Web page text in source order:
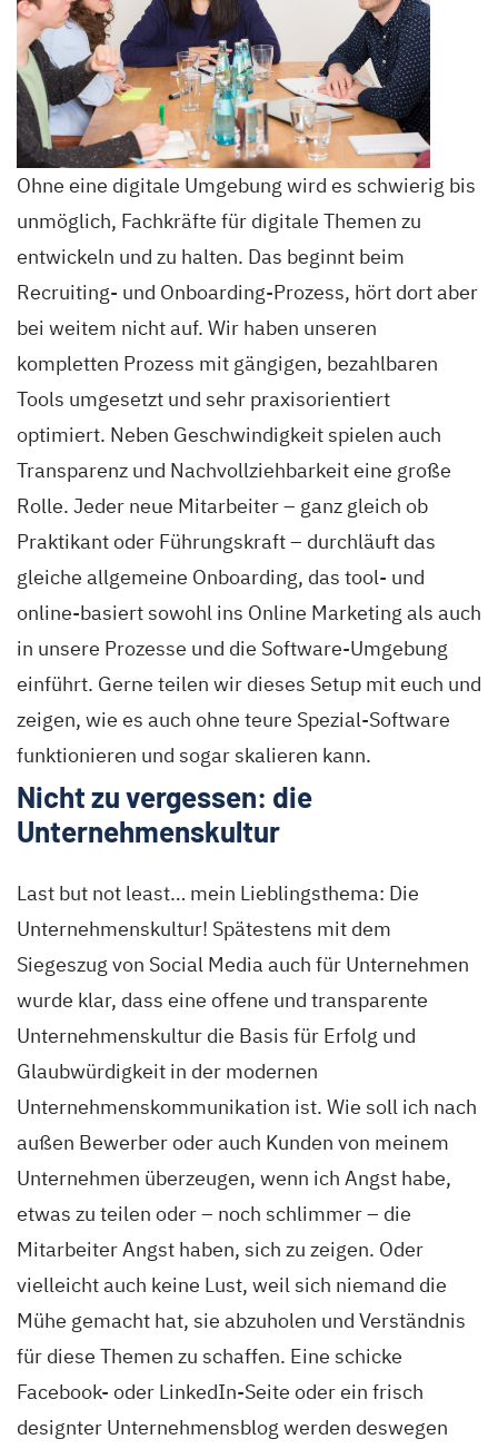
Ohne eine digitale Umgebung wird es schwierig bis
unmöglich, Fachkräfte für digitale Themen zu
entwickeln und zu halten. Das beginnt beim
Recruiting- und Onboarding-Prozess, hört dort aber
bei weitem nicht auf. Wir haben unseren
kompletten Prozess mit gängigen, bezahlbaren
Tools umgesetzt und sehr praxisorientiert
optimiert. Neben Geschwindigkeit spielen auch
Transparenz und Nachvollziehbarkeit eine große
Rolle. Jeder neue Mitarbeiter – ganz gleich ob
Praktikant oder Führungskraft – durchläuft das
gleiche allgemeine Onboarding, das tool- und
online-basiert sowohl ins Online Marketing als auch
in unsere Prozesse und die Software-Umgebung
einführt. Gerne teilen wir dieses Setup mit euch und
zeigen, wie es auch ohne teure Spezial-Software
funktionieren und sogar skalieren kann.
Nicht zu vergessen: die
Unternehmenskultur
Last but not least… mein Lieblingsthema: Die
Unternehmenskultur! Spätestens mit dem
Siegeszug von Social Media auch für Unternehmen
wurde klar, dass eine offene und transparente
Unternehmenskultur die Basis für Erfolg und
Glaubwürdigkeit in der modernen
Unternehmenskommunikation ist. Wie soll ich nach
außen Bewerber oder auch Kunden von meinem
Unternehmen überzeugen, wenn ich Angst habe,
etwas zu teilen oder – noch schlimmer – die
Mitarbeiter Angst haben, sich zu zeigen. Oder
vielleicht auch keine Lust, weil sich niemand die
Mühe gemacht hat, sie abzuholen und Verständnis
für diese Themen zu schaffen. Eine schicke
Facebook- oder LinkedIn-Seite oder ein frisch
designter Unternehmensblog werden deswegen